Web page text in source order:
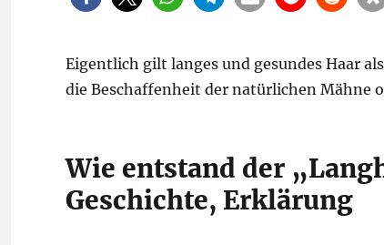
Eigentlich gilt langes und gesundes Haar
die Beschaffenheit der natürlichen Mähne
Wie entstand der
Geschichte, Erklärung